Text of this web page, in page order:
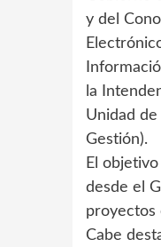
y del
la
Unidad
Gestión).
El
desde el
proyectos
Cabe